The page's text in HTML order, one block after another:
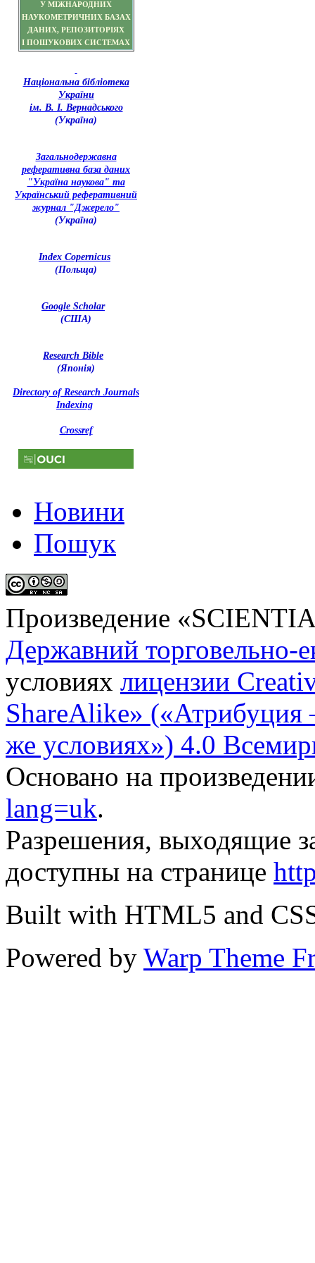
У МІЖНАРОДНИХ
НАУКОМЕТРИЧНИХ БАЗАХ
ДАНИХ, РЕПОЗИТОРІЯХ
І ПОШУКОВИХ СИСТЕМАХ
Національна бібліотека
України
ім. В. І. Вернадського
(Україна)
Загальнодержавна
реферативна база даних
"Україна наукова" та
Український реферативний
журнал "Джерело"
(Україна)
Index Copernicus
(Польща)
Google Scholar
(США)
Research Bible
(Японія)
Directory of Research Journals
Indexing
Crossref
Новини
Пошук
Произведение «
Державний торговельно-
условиях лицензии
ShareAlike»
же условиях») 4.0
Основано на
lang=uk.
Разрешения, выходящие
доступны на странице
Built with HTML5 and
Powered by Warp Theme